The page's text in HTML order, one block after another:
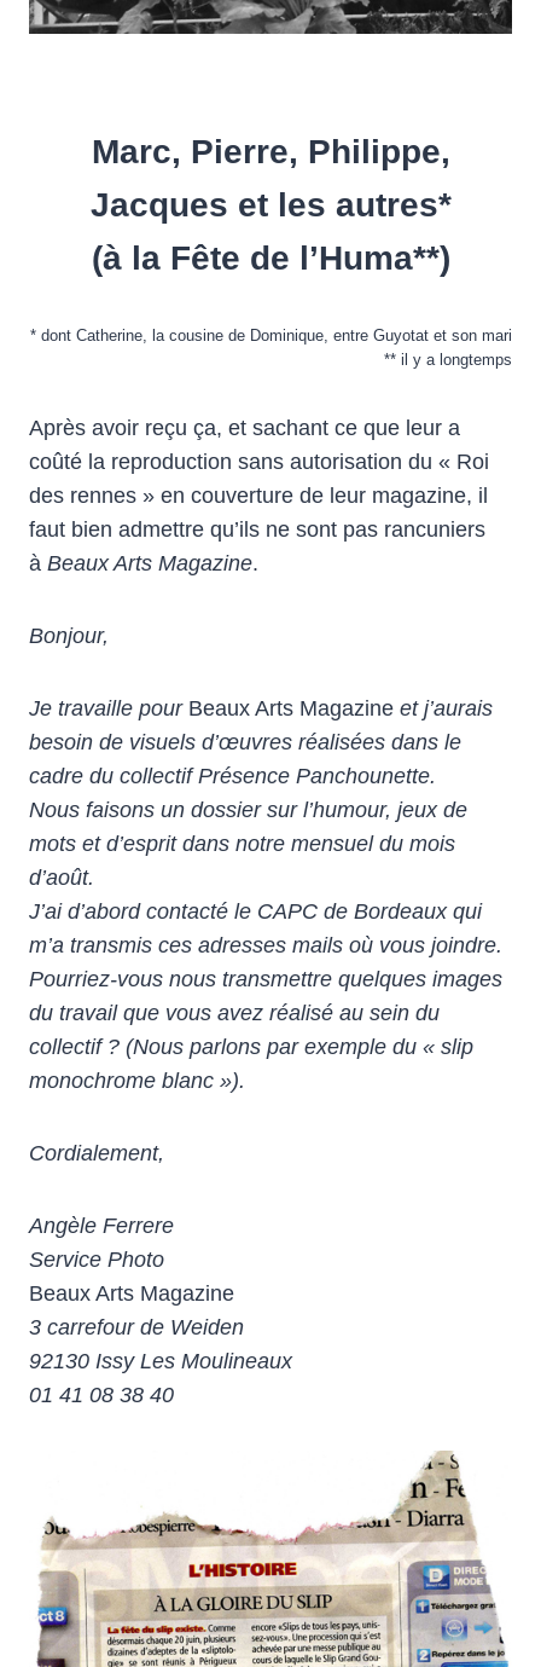
Marc, Pierre, Philippe,
Jacques et les autres*
(à la Fête de l’Huma**)
* dont Catherine, la cousine de Dominique, entre Guyotat et son mari
** il y a longtemps
Après avoir reçu ça, et sachant ce que leur a
coûté la reproduction sans autorisation du « Roi
des rennes » en couverture de leur magazine, il
faut bien admettre qu’ils ne sont pas rancuniers
à Beaux Arts Magazine.
Bonjour,
Je travaille pour Beaux Arts Magazine et j’aurais
besoin de visuels d’œuvres réalisées dans le
cadre du collectif Présence Panchounette.
Nous faisons un dossier sur l’humour, jeux de
mots et d’esprit dans notre mensuel du mois
d’août.
J’ai d’abord contacté le CAPC de Bordeaux qui
m’a transmis ces adresses mails où vous joindre.
Pourriez-vous nous transmettre quelques images
du travail que vous avez réalisé au sein du
collectif ? (Nous parlons par exemple du « slip
monochrome blanc »).
Cordialement,
Angèle Ferrere
Service Photo
Beaux Arts Magazine
3 carrefour de Weiden
92130 Issy Les Moulineaux
01 41 08 38 40